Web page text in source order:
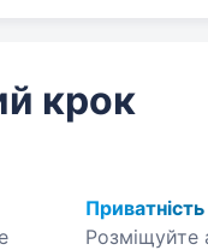
крок
Приватність
Розміщуйте